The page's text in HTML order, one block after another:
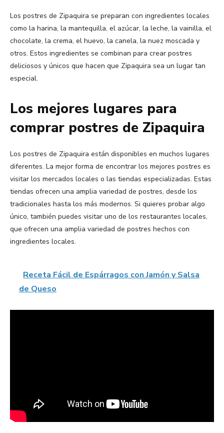
Los postres de Zipaquira se preparan con ingredientes locales
como la harina, la mantequilla, el azúcar, la leche, la vainilla, el
chocolate, la crema, el huevo, la canela, la nuez moscada y
otros. Estos ingredientes se combinan para crear postres
deliciosos y únicos que hacen que Zipaquira sea un lugar tan
especial.
Los mejores lugares para
comprar postres de Zipaquira
Los postres de Zipaquira están disponibles en muchos lugares
diferentes. La mejor forma de encontrar los mejores postres es
visitar los mercados locales o las tiendas especializadas. Estas
tiendas ofrecen una amplia variedad de postres, desde los
tradicionales hasta los más modernos. Si quieres probar algo
único, también puedes visitar uno de los restaurantes locales,
que ofrecen una amplia variedad de postres hechos con
ingredientes locales.
Receta Fácil de Espárragos con Jamón y Salsa
de Queso